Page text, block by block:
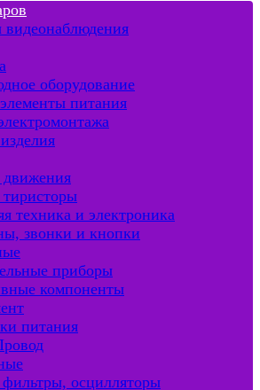
оборудование
питания
техника и электроника
звонки и кнопки
приборы
компоненты
питания
осцилляторы